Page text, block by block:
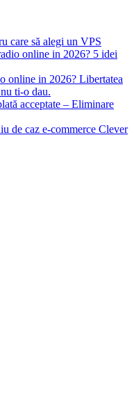
care să alegi un VPS
online in 2026? 5 idei
online in 2026? Libertatea
ti-o dau.
acceptate – Eliminare
de caz e-commerce Clever